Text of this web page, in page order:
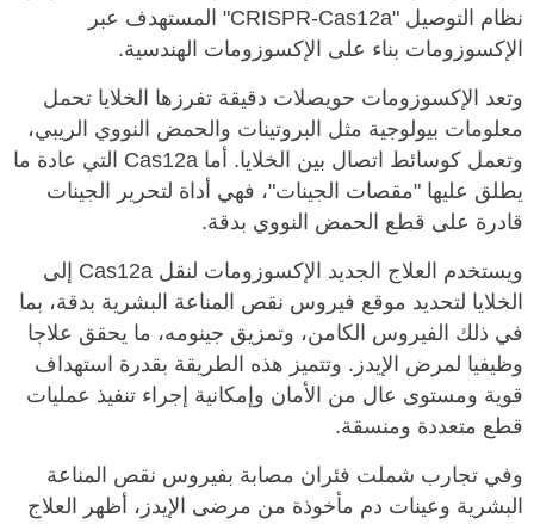
نظام التوصيل "CRISPR-Cas12a" المستهدف عبر
الإكسوزومات بناء على الإكسوزومات الهندسية.
وتعد الإكسوزومات حويصلات دقيقة تفرزها الخلايا تحمل
معلومات بيولوجية مثل البروتينات والحمض النووي الريبي،
وتعمل كوسائط اتصال بين الخلايا. أما Cas12a التي عادة ما
يطلق عليها "مقصات الجينات"، فهي أداة لتحرير الجينات
قادرة على قطع الحمض النووي بدقة.
ويستخدم العلاج الجديد الإكسوزومات لنقل Cas12a إلى
الخلايا لتحديد موقع فيروس نقص المناعة البشرية بدقة، بما
في ذلك الفيروس الكامن، وتمزيق جينومه، ما يحقق علاجا
وظيفيا لمرض الإيدز. وتتميز هذه الطريقة بقدرة استهداف
قوية ومستوى عال من الأمان وإمكانية إجراء تنفيذ عمليات
قطع متعددة ومنسقة.
وفي تجارب شملت فئران مصابة بفيروس نقص المناعة
البشرية وعينات دم مأخوذة من مرضى الإيدز، أظهر العلاج